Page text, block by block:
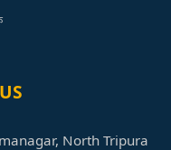
North Tripura